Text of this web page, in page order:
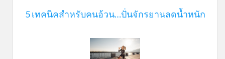
5 เทคนิคสำหรับคนอ้วน…ปั่นจักรยานลดน้ำหนัก